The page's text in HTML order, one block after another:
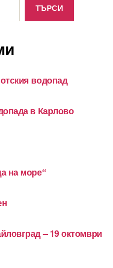
ТЪРСИ
водопад
в Карлово
на море“
– 19 октомври